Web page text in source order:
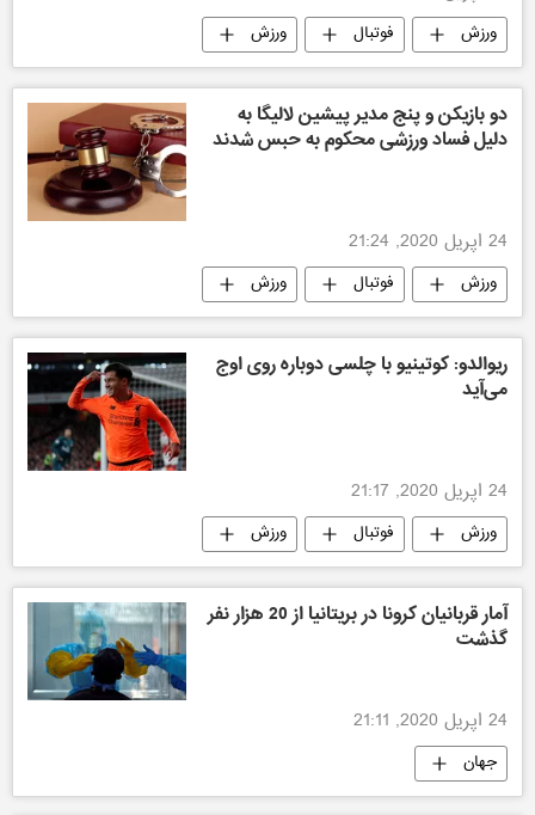
ورزش فوتبال ورزش
دو بازیکن و پنج مدیر پیشین لالیگا به
دلیل فساد ورزشی محکوم به حبس شدند
24 اپریل 2020, 21:24
ورزش فوتبال ورزش
ریوالدو: کوتینیو با چلسی دوباره روی اوج
می‌آید
24 اپریل 2020, 21:17
ورزش فوتبال ورزش
آمار قربانیان کرونا در بریتانیا از 20 هزار نفر
گذشت
24 اپریل 2020, 21:11
جهان